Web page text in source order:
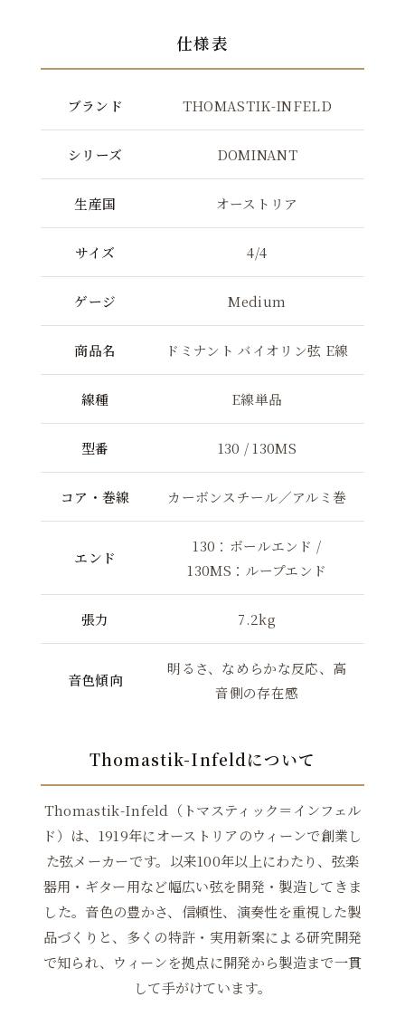
仕様表
ブランド THOMASTIK-INFELD
シリーズ DOMINANT
生産国 オーストリア
サイズ 4/4
ゲージ Medium
商品名 ドミナント バイオリン弦 E線
線種 E線単品
型番 130 / 130MS
コア・巻線 カーボンスチール／アルミ巻
エンド
130：ボールエンド /
130MS：ループエンド
張力 7.2kg
音色傾向
明るさ、なめらかな反応、高
音側の存在感
Thomastik-Infeldについて
Thomastik-Infeld（トマスティック＝インフェル
ド）は、1919年にオーストリアのウィーンで創業し
た弦メーカーです。以来100年以上にわたり、弦楽
器用・ギター用など幅広い弦を開発・製造してきま
した。音色の豊かさ、信頼性、演奏性を重視した製
品づくりと、多くの特許・実用新案による研究開発
で知られ、ウィーンを拠点に開発から製造まで一貫
して手がけています。